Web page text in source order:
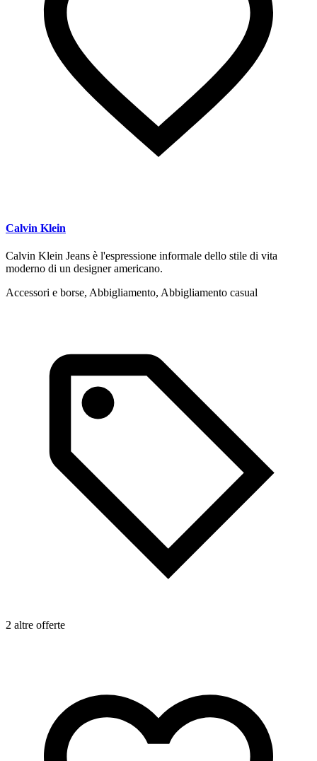
Calvin Klein
Calvin Klein Jeans è l'espressione informale dello stile di vita
moderno di un designer americano.
Accessori e borse, Abbigliamento, Abbigliamento casual
2 altre offerte